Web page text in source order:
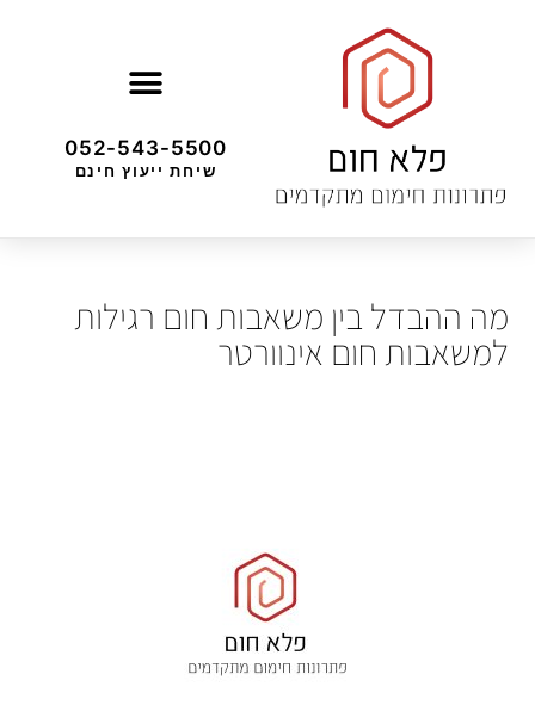
052-543-5500
שיחת ייעוץ חינם
מה ההבדל בין משאבות חום רגילות
למשאבות חום אינוורטר